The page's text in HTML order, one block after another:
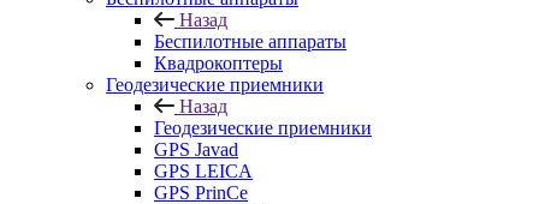
Назад
Беспилотные аппараты
Квадрокоптеры
Геодезические приемники
Назад
Геодезические приемники
GPS Javad
GPS LEICA
GPS PrinCe